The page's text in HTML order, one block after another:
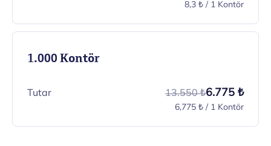
8,3 ₺ / 1 Kontör
1.000 Kontör
Tutar 13.550 ₺6.775 ₺
6,775 ₺ / 1 Kontör